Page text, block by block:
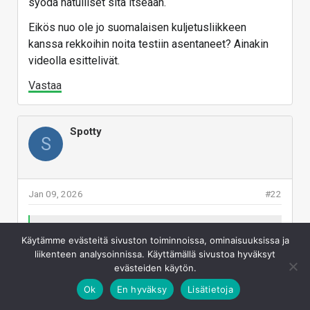
syödä hatulliset sitä itseään.
Eikös nuo ole jo suomalaisen kuljetusliikkeen
kanssa rekkoihin noita testiin asentaneet? Ainakin
videolla esittelivät.
Vastaa
S
Spotty
#22
Jan 09, 2026
Maailmassa on joitan 9-11 eri "Solid state"
akkutuotetta kehityksessä, jotka on
varteenotettavia. Itse olen seurannut eniten
Quantum Scape osakkeen tarinaa, joka sisältää
sellaisia erikoisuuksia sijoittajien päänvaivaksi,
Käytämme evästeitä sivuston toiminnoissa, ominaisuuksissa ja
liikenteen analysoinnissa. Käyttämällä sivustoa hyväksyt
evästeiden käytön.
Ok
En hyväksy Lisätietoja